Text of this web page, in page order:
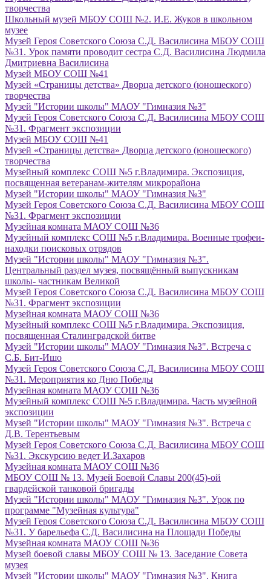
творчества
Школьный музей МБОУ СОШ №2. И.Е. Жуков в школьном
музее
Музей Героя Советского Союза С.Д. Василисина МБОУ СОШ
№31. Урок памяти проводит сестра С.Д. Василисина Людмила
Дмитриевна Василисина
Музей МБОУ СОШ №41
Музей «Страницы детства» Дворца детского (юношеского)
творчества
Музей "Истории школы" МАОУ "Гимназия №3"
Музей Героя Советского Союза С.Д. Василисина МБОУ СОШ
№31. Фрагмент экспозиции
Музей МБОУ СОШ №41
Музей «Страницы детства» Дворца детского (юношеского)
творчества
Музейный комплекс СОШ №5 г.Владимира. Экспозиция,
посвященная ветеранам-жителям микрорайона
Музей "Истории школы" МАОУ "Гимназия №3"
Музей Героя Советского Союза С.Д. Василисина МБОУ СОШ
№31. Фрагмент экспозиции
Музейная комната МАОУ СОШ №36
Музейный комплекс СОШ №5 г.Владимира. Военные трофеи-
находки поисковых отрядов
Музей "Истории школы" МАОУ "Гимназия №3".
Центральный раздел музея, посвящённый выпускникам
школы- частникам Великой
Музей Героя Советского Союза С.Д. Василисина МБОУ СОШ
№31. Фрагмент экспозиции
Музейная комната МАОУ СОШ №36
Музейный комплекс СОШ №5 г.Владимира. Экспозиция,
посвященная Сталинградской битве
Музей "Истории школы" МАОУ "Гимназия №3". Встреча с
С.Б. Бит-Ишо
Музей Героя Советского Союза С.Д. Василисина МБОУ СОШ
№31. Мероприятия ко Дню Победы
Музейная комната МАОУ СОШ №36
Музейный комплекс СОШ №5 г.Владимира. Часть музейной
экспозиции
Музей "Истории школы" МАОУ "Гимназия №3". Встреча с
Д.В. Терентьевым
Музей Героя Советского Союза С.Д. Василисина МБОУ СОШ
№31. Экскурсию ведет И.Захаров
Музейная комната МАОУ СОШ №36
МБОУ СОШ № 13. Музей Боевой Славы 200(45)-ой
гвардейской танковой бригады
Музей "Истории школы" МАОУ "Гимназия №3". Урок по
программе "Музейная культура"
Музей Героя Советского Союза С.Д. Василисина МБОУ СОШ
№31. У барельефа С.Д. Василисина на Площади Победы
Музейная комната МАОУ СОШ №36
Музей боевой славы МБОУ СОШ № 13. Заседание Совета
музея
Музей "Истории школы" МАОУ "Гимназия №3". Книга